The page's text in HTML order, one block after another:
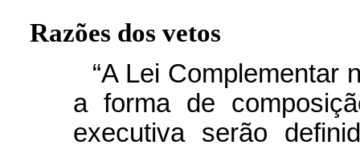
Razões dos vetos
“A Lei Complementar
a forma de
executiva serão